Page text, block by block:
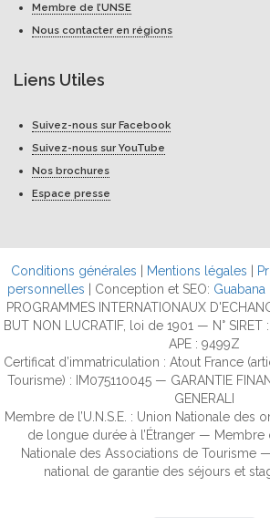
Membre de l’UNSE
Nous contacter en régions
Liens Utiles
Suivez-nous sur Facebook
Suivez-nous sur YouTube
Nos brochures
Espace presse
Conditions générales Mentions légales
personnelles | Conception et SEO: Guabana
PROGRAMMES INTERNATIONAUX
BUT NON LUCRATIF, loi de 1901 — N°
APE : 9499Z
Certificat d’immatriculation : Atout France
Tourisme) : IM075110045 — GARANTIE
GENERALI
Membre de l’U.N.S.E. : Union Nationale des
de longue durée à l’Étranger — Membre
Nationale des Associations de Tourisme
national de garantie des séjours et